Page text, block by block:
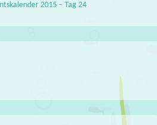
2015 – Tag 24